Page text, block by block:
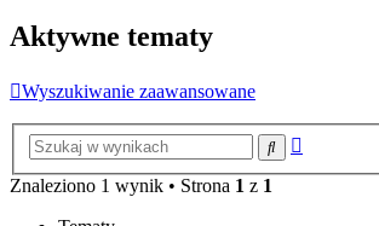
Aktywne tematy
Wyszukiwanie zaawansowane
Szukaj
Znaleziono 1 wynik • Strona 1 z 1